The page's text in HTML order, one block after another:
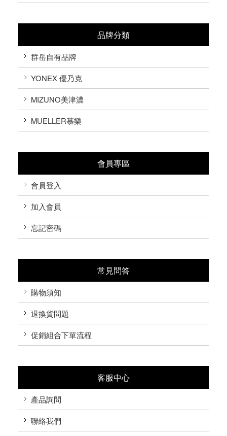
品牌分類
群岳自有品牌
YONEX 優乃克
MIZUNO美津濃
MUELLER慕樂
會員專區
會員登入
加入會員
忘記密碼
常見問答
購物須知
退換貨問題
促銷組合下單流程
客服中心
產品詢問
聯絡我們